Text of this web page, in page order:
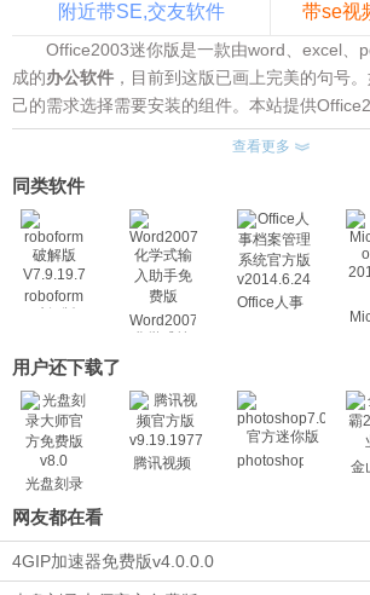
附近带SE,交友软件 带se视
Office2003迷你版是一款由word、excel、
成的办公软件 ，目前到这版已画上完美的句号
己的需求选择需要安装的组件。本站提供
要的小伙伴不妨下载试试。
终完美版也好，都无所谓啦。不过这次是我最满
为它是没有太多累赘物的最好用的一次版本，
稳定，不出错。希望大家用的舒心。是因为不
这个版本的根本目的是去除Office 2003的冗赘
得实用，而不是纯粹用来玩的或给人家装机器用
Office2003迷你精简版使用说明：
解压后，双击运行“SETUP.EXE”进行安装，
这是MSDN版的Office 2003 SP3完整版，
PowerPoint、Access等Office软件，Microsoft
司针对Windows操作系统所推出的办公室套装
以上就是Office2003迷你版的相关软件介绍
载，请关注软件站。
查看更多
同类软件
roboform
Word2007
Office人事
用户还下载了
光盘刻录
大师
腾讯视频 photoshop7.0 金
网友都在看
4GIP加速器免费版v4.0.0.0